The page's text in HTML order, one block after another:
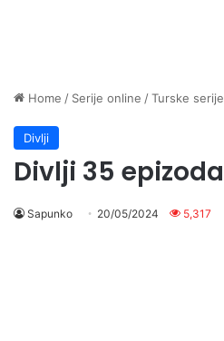
Home / Serije online /Turske serije
Divlji
Divlji 35 epizoda
Sapunko 20/05/2024 5,317